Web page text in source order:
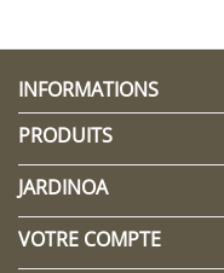
INFORMATIONS
PRODUITS
JARDINOA
VOTRE COMPTE